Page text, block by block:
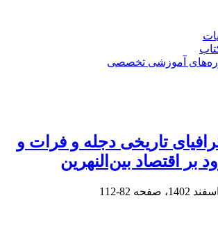
آموزشی تخصصی
تاریخی دجله و فرات و
بر اقتصاد بین‌النهرین
82-112